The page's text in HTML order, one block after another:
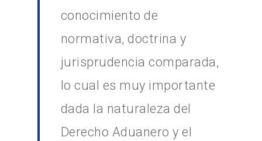
conocimiento de
normativa, doctrina y
jurisprudencia comparada,
lo cual es muy importante
dada la naturaleza del
Derecho Aduanero y el